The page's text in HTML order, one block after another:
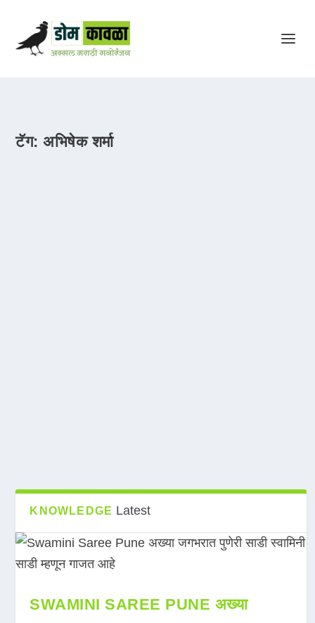
टॅग:अभिषेक शर्मा
KNOWLEDGE Latest
SWAMINI SAREE PUNE अख्या